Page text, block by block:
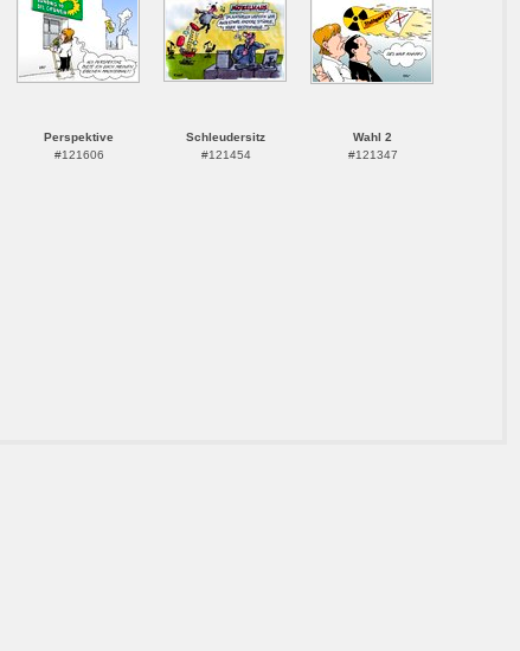
Perspektive
#121606
Schleudersitz
#121454
Wahl 2
#121347